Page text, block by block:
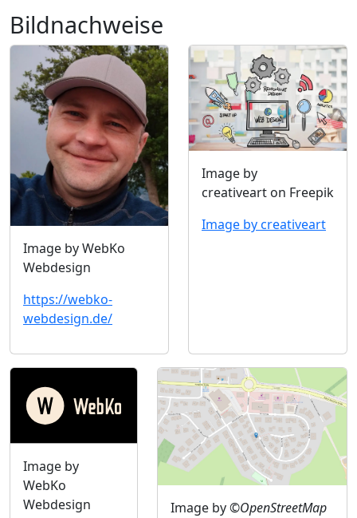
Bildnachweise
Image by WebKo
Webdesign
https://webko-
webdesign.de/
Image by
creativeart on Freepik
Image by creativeart
Image by
WebKo
Webdesign
Image by©OpenStreetMap